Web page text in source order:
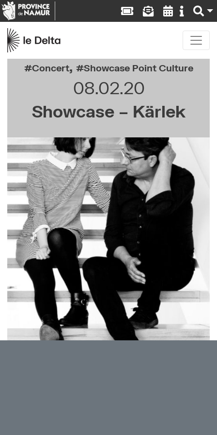
Concert, Showcase Point Culture
08.02.20
Showcase – Kärlek